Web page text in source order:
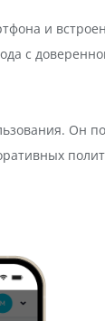
и
с
Он